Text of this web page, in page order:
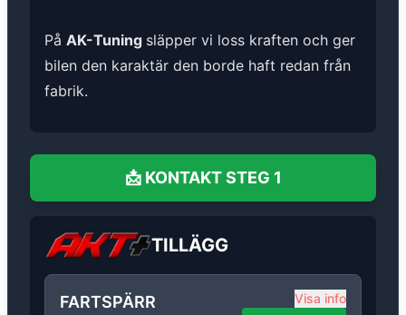
På AK-Tuning släpper vi loss kraften och ger
bilen den karaktär den borde haft redan från
fabrik.
📩 KONTAKT STEG 1
TILLÄGG
FARTSPÄRR
Visa info